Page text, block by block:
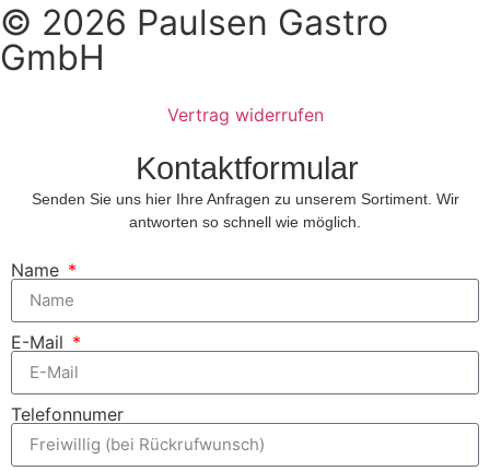
© 2026 Paulsen Gastro
GmbH
Vertrag widerrufen
Kontaktformular
Senden Sie uns hier Ihre Anfragen zu unserem Sortiment. Wir
antworten so schnell wie möglich.
Name
E-Mail
Telefonnumer